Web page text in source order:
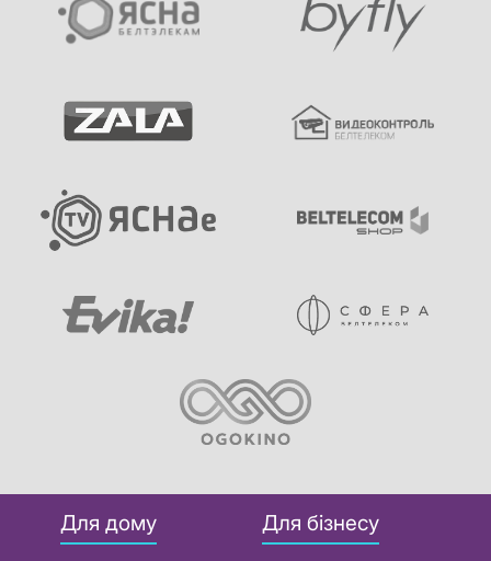
Для дому Для бізнесу